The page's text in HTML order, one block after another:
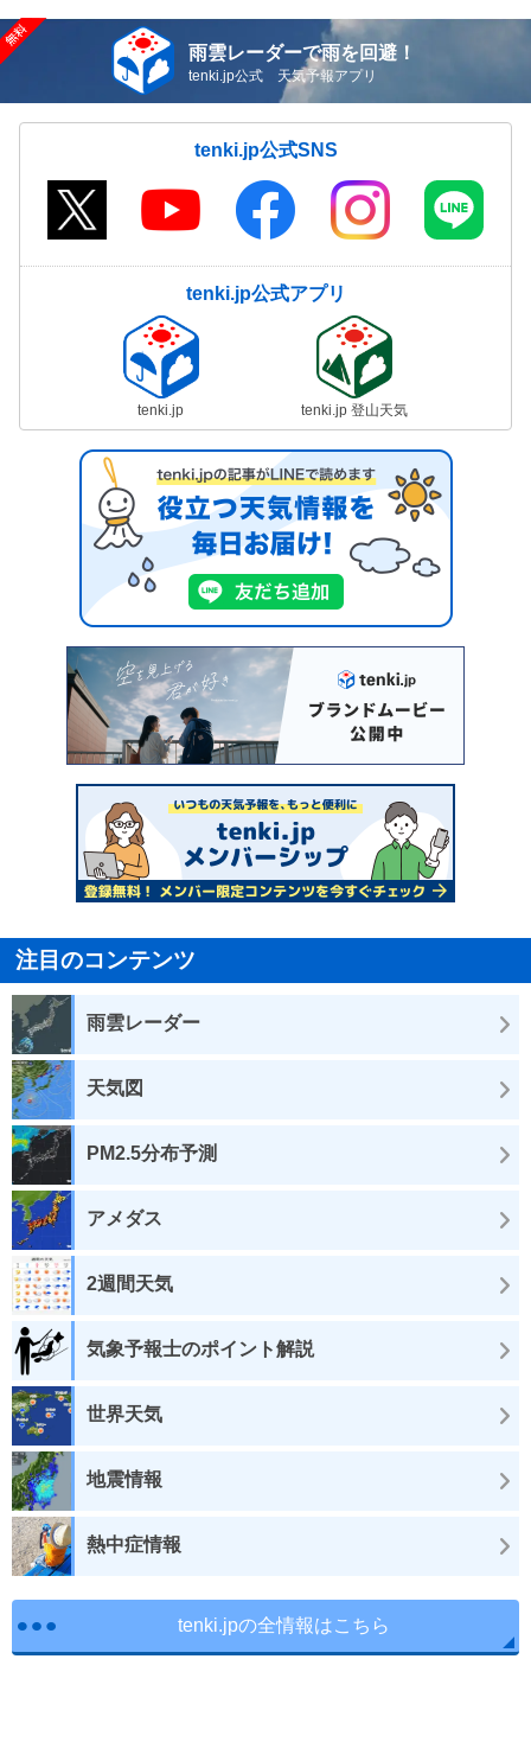
雨雲レーダーで雨を回避！
tenki.jp公式 天気予報アプリ
tenki.jp公式SNS
tenki.jp公式アプリ
tenki.jp tenki.jp 登山天気
注目のコンテンツ
雨雲レーダー
天気図
PM2.5分布予測
アメダス
2週間天気
気象予報士のポイント解説
世界天気
地震情報
熱中症情報
tenki.jpの全情報はこちら